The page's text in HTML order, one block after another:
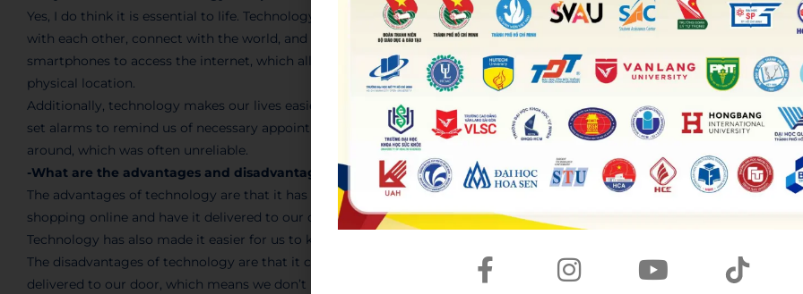
Yes, I do think it is essential to life. Technology has revolutionized the way we live and work, by helping us to communicate
with each other, connect with the world, and access information quickly and easily. For instance, we can now use
smartphones to access the internet, which allows us to do research or book appointments without having to go to a
physical location.
Additionally, technology makes our lives easier and more efficient. For example, we can now use GPS to get directions, or
set alarms to remind us of necessary appointments. In the past, people had to rely on maps and their memory to get
around, which was often unreliable.
-What are the advantages and disadvantages of technology?
The advantages of technology are that it has made our lives easier and more efficient. For example, we can now do our
shopping online and have it delivered to our door, or book a holiday online without having to go through a travel agent.
Technology has also made it easier for us to keep in touch with friends and family who live far away.
The disadvantages of technology are that it can be addictive and make us lazy. For instance, we can now order food to be
delivered to our door, which means we don’t have to go out and cook. This can lead to us eating unhealthy foods and not